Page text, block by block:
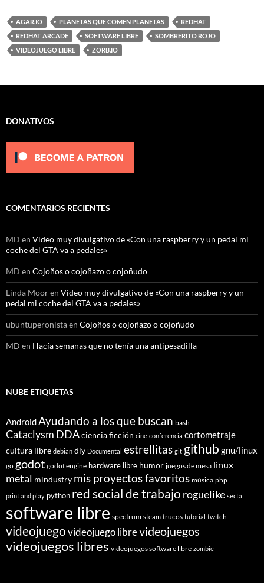
AGAR.IO PLANETAS QUE COMEN PLANETAS
REDHAT
REDHAT ARCADE
SOFTWARE LIBRE
SOMBRERITO ROJO
VIDEOJUEGO LIBRE
ZORB.IO
DONATIVOS
COMENTARIOS RECIENTES
MD en Video muy divulgativo de «Con una raspberry y un pedal mi
coche del GTA va a pedales»
MD en Cojoños o cojoñazo o cojoñudo
Linda Mooren Video muy divulgativo de «Con una raspberry y un
pedal mi coche del GTA va a pedales»
ubuntuperonistaen Cojoños o cojoñazo o cojoñudo
MD en Hacía semanas que no tenía una antipesadilla
NUBE ETIQUETAS
AndroidAyudando a los que buscan bash
Cataclysm DDAciencia ficción cine conferencia cortometraje
cultura libre debian diy Documental estrellitas git github gnu/linux
go godot godot engine hardware libre humor juegos de mesa linux
metal mindustry mis proyectos favoritos música php
print and play python red social de trabajo roguelike secta
software libre spectrum steam trucos tutorial twitch
videojuegovideojuego librevideojuegos
videojuegos libres videojuegos software libre zombie